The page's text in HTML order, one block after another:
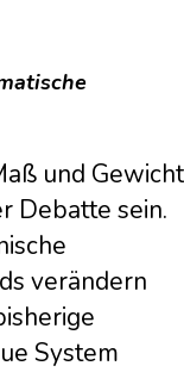
und Gewicht
Debatte sein.
verändern
System